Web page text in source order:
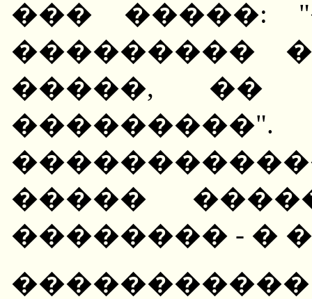
��� �����:
���������
�����, ��
�����
�������� - � �